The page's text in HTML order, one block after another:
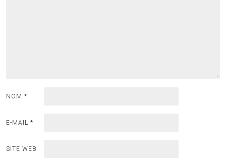
NOM *
E-MAIL *
SITE WEB